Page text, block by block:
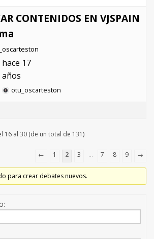
CONTENIDOS EN VJSPAIN
hace 17
años
otu_oscarteston
16 al 30 (de un total de 131)
← 1 2 3 … 7 8 9 →
para crear debates nuevos.